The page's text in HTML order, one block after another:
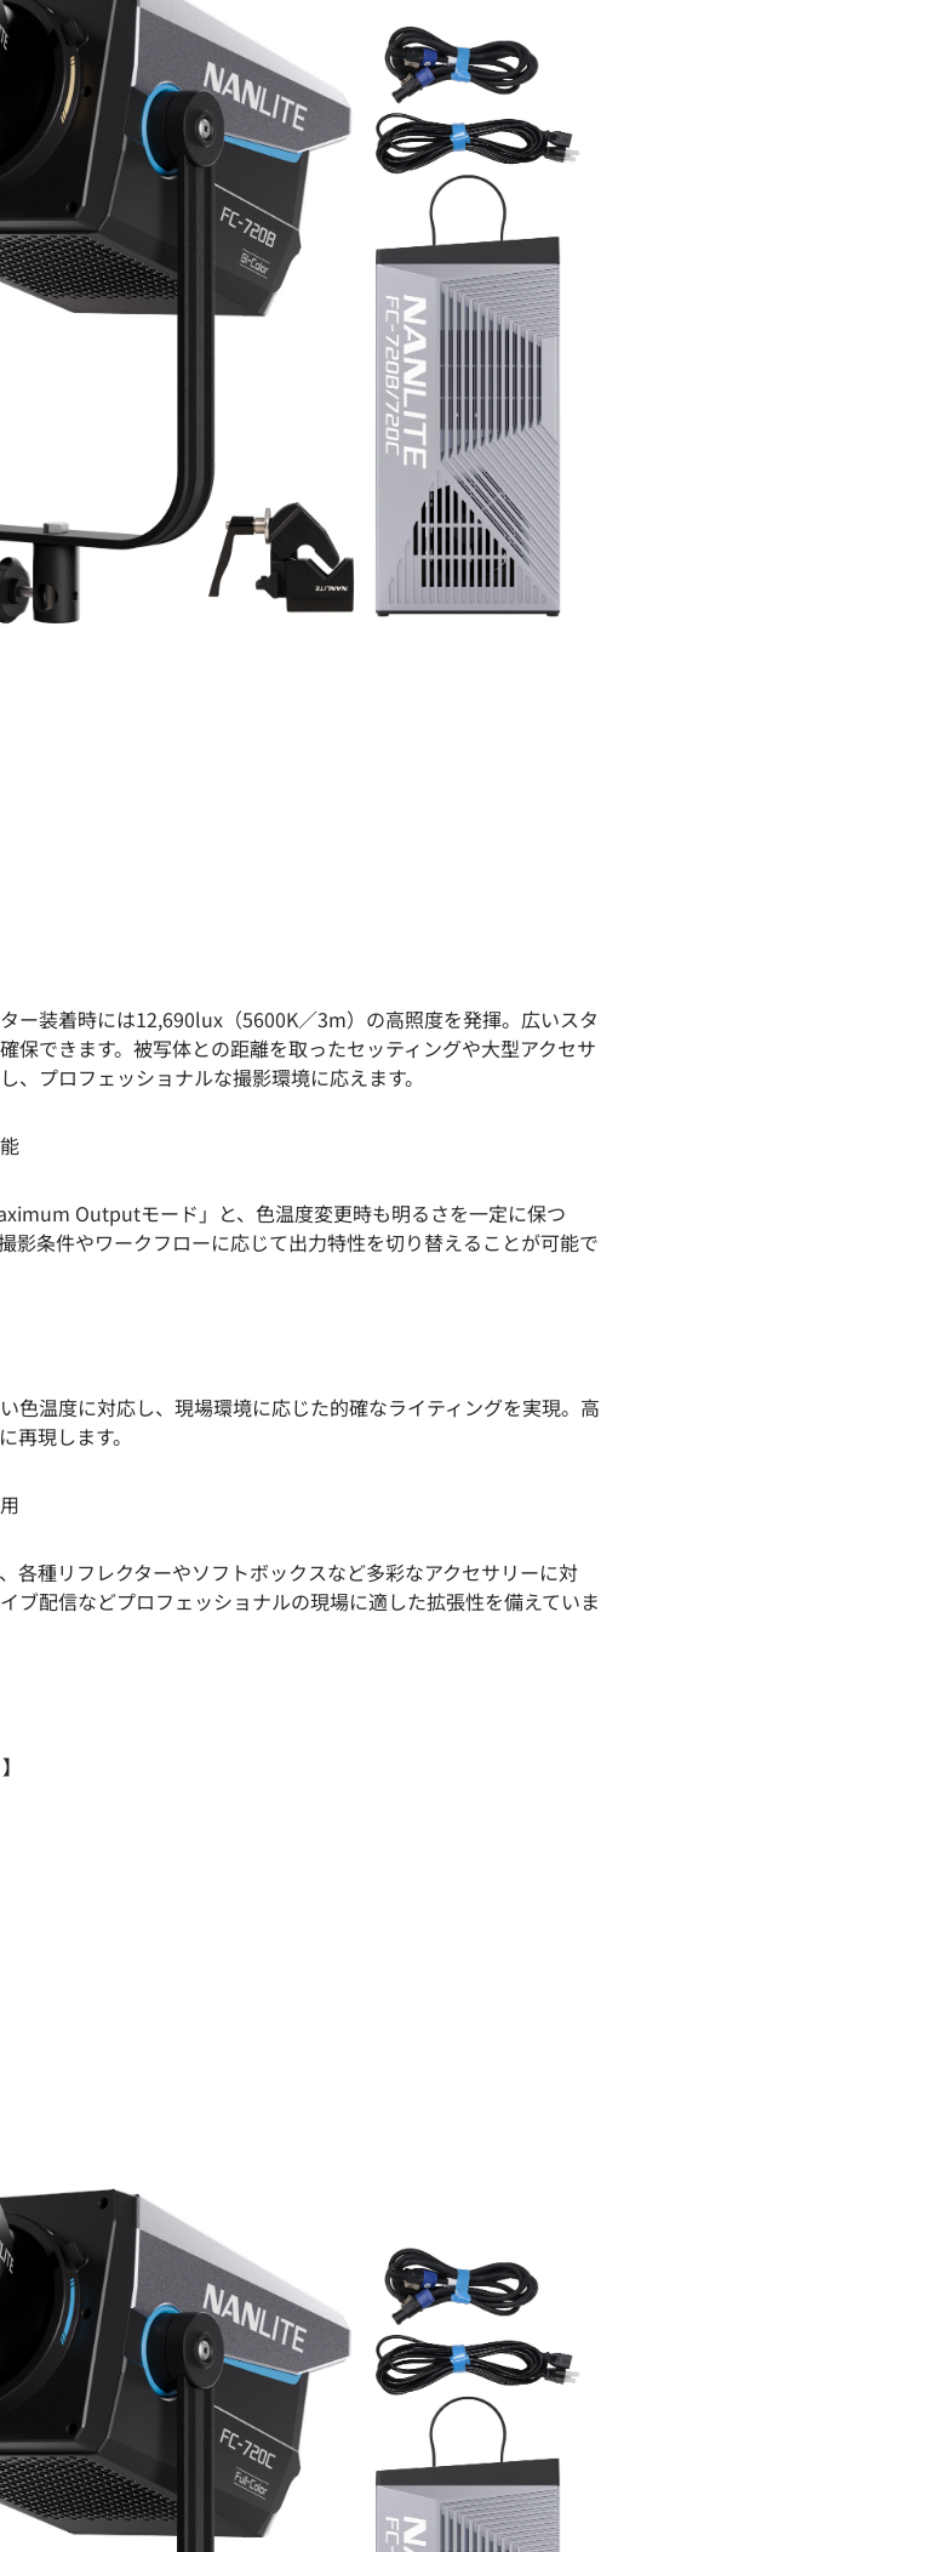
ー装着時には12,690lux（5600K／3m）の高照度を発揮。広いスタ
保できます。被写体との距離を取ったセッティングや大型アクセサ
、プロフェッショナルな撮影環境に応えます。
Outputモード」と、色温度変更時も明るさを一定に保つ
影条件やワークフローに応じて出力特性を切り替えることが可能で
色温度に対応し、現場環境に応じた的確なライティングを実現。高
再現します。
各種リフレクターやソフトボックスなど多彩なアクセサリーに対
ブ配信などプロフェッショナルの現場に適した拡張性を備えていま